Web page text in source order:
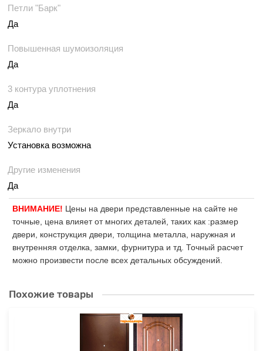
Петли "Барк"
Да
Повышенная шумоизоляция
Да
3 контура уплотнения
Да
Зеркало внутри
Установка возможна
Другие изменения
Да
ВНИМАНИЕ! Цены на двери представленные на сайте не
точные, цена влияет от многих деталей, таких как :размер
двери, конструкция двери, толщина металла, наружная и
внутренняя отделка, замки, фурнитура и тд. Точный расчет
можно произвести после всех детальных обсуждений.
Похожие товары